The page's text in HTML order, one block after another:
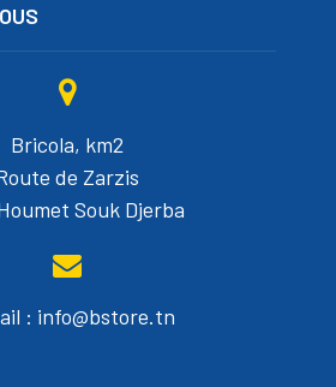
Bricola, km2
de Zarzis
Souk Djerba
: info@bstore.tn